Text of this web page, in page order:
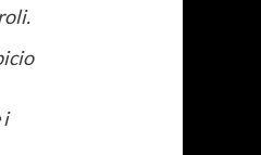
i